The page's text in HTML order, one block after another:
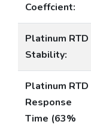
Coeffcient:
Platinum RTD
Stability:
Platinum RTD
Response
Time (63%